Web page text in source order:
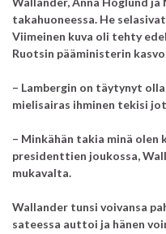
takahuoneessa. He
Viimeinen kuva oli tehty
Ruotsin pääministerin
– Lambergin on täytynyt
mielisairas ihminen tekisi
– Minkähän takia minä
presidenttien joukossa,
mukavalta.
Wallander tunsi voivansa
sateessa auttoi ja hänen